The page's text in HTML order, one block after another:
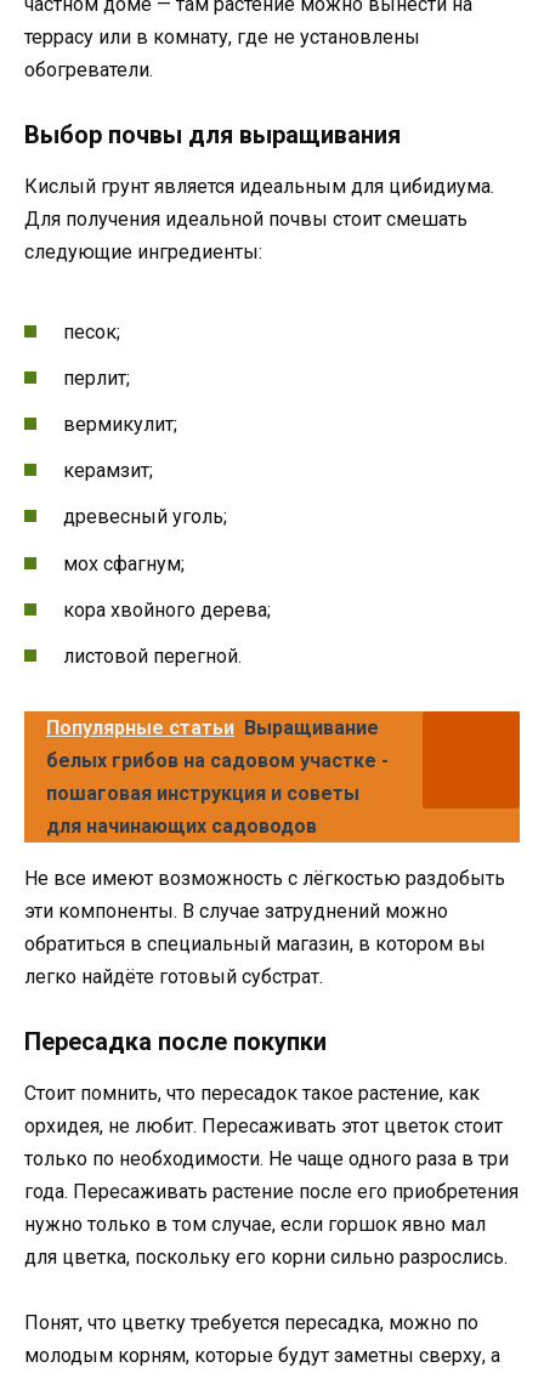
террасу или в комнату, где не установлены
обогреватели.
Выбор почвы для выращивания
Кислый грунт является идеальным для цибидиума.
Для получения идеальной почвы стоит смешать
следующие ингредиенты:
песок;
перлит;
вермикулит;
керамзит;
древесный уголь;
мох сфагнум;
кора хвойного дерева;
листовой перегной.
Популярные статьи Выращивание
белых грибов на садовом участке -
пошаговая инструкция и советы
для начинающих садоводов
Не все имеют возможность с лёгкостью раздобыть
эти компоненты. В случае затруднений можно
обратиться в специальный магазин, в котором вы
легко найдёте готовый субстрат.
Пересадка после покупки
Стоит помнить, что пересадок такое растение, как
орхидея, не любит. Пересаживать этот цветок стоит
только по необходимости. Не чаще одного раза в три
года. Пересаживать растение после его приобретения
нужно только в том случае, если горшок явно мал
для цветка, поскольку его корни сильно разрослись.
Понят, что цветку требуется пересадка, можно по
молодым корням, которые будут заметны сверху, а